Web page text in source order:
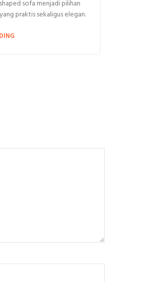
sofa menjadi pilihan
praktis sekaligus elegan.